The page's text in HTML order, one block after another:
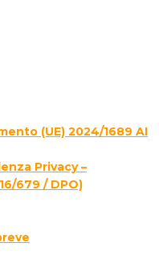
(UE) 2024/1689 AI
Privacy –
679 / DPO)